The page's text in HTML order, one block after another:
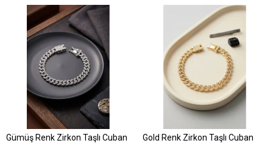
Gümüş Renk Zirkon Taşlı Cuban
Gold Renk Zirkon Taşlı Cuban